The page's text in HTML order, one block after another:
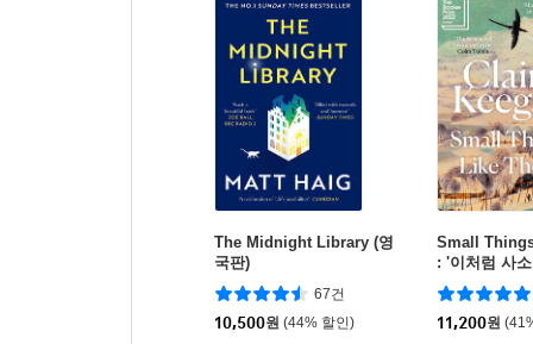
The Midnight Library (영
국판)
67건
10,500원 (44% 할인)
Small
: '이처럼 사
서
11,200원